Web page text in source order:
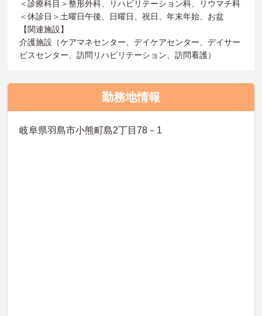
＜診療科目＞整形外科、リハビリテーション科、リウマチ科
＜休診日＞土曜日午後、日曜日、祝日、年末年始、お盆
【関連施設】
介護施設（ケアマネセンター、デイケアセンター、デイサー
ビスセンター、訪問リハビリテーション、訪問看護）
勤務地情報
岐阜県羽島市小熊町島2丁目78－1